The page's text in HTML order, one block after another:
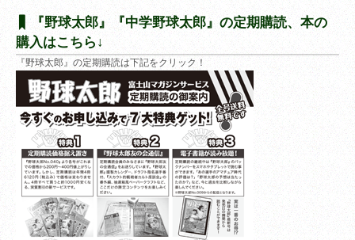
『野球太郎』『中学野球太郎』の定期購読、本の
購入はこちら↓
『野球太郎』の定期購読は下記をクリック！